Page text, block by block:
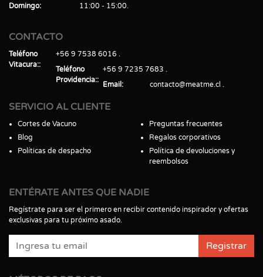
Domingo
11:00 - 15:00
CONTACTO
Teléfono
Vitacura:
+56 9 7538 6016
Teléfono
Providencia:
+56 9 7235 7683
Email
contacto@meatme.cl
SERVICIO AL CLIENTE
Cortes de Vacuno
Blog
Políticas de despacho
Preguntas frecuentes
Regalos corporativos
Política de devoluciones y
reembolsos
ENTÉRATE ANTES QUE NADIE
Regístrate para ser el primero en recibir contenido inspirador y ofertas
exclusivas para tu próximo asado.
Registrar